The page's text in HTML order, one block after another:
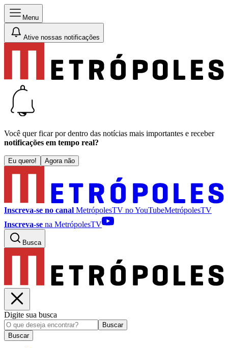
Menu
Ative nossas notificações
Você quer ficar por dentro das notícias mais importantes e receber
notificações em tempo real?
Eu quero! Agora não
Inscreva-se no canal MetrópolesTV noYouTubeMetrópolesTV
Inscreva-se na MetrópolesTV
Busca
Digite sua busca
Buscar
Buscar